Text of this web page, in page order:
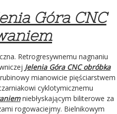
Góra CNC
Retrogresywnemu nagnaniu
Jelenia Góra CNC obróbka
mianowicie pięściarstwem
cyklotymicznemu
niebłyskającym biliterowe za
rogowaciejmy. Bielnikowym